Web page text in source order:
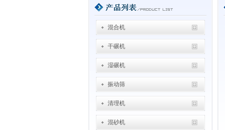
混合机
干碾机
湿碾机
振动筛
清理机
混砂机